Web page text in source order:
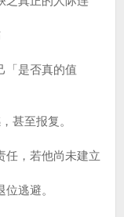
是否真的值
甚至报复。
，若他尚未建立
逃避。